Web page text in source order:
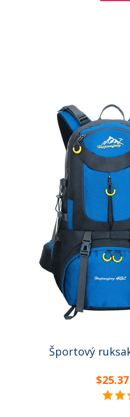
Športový